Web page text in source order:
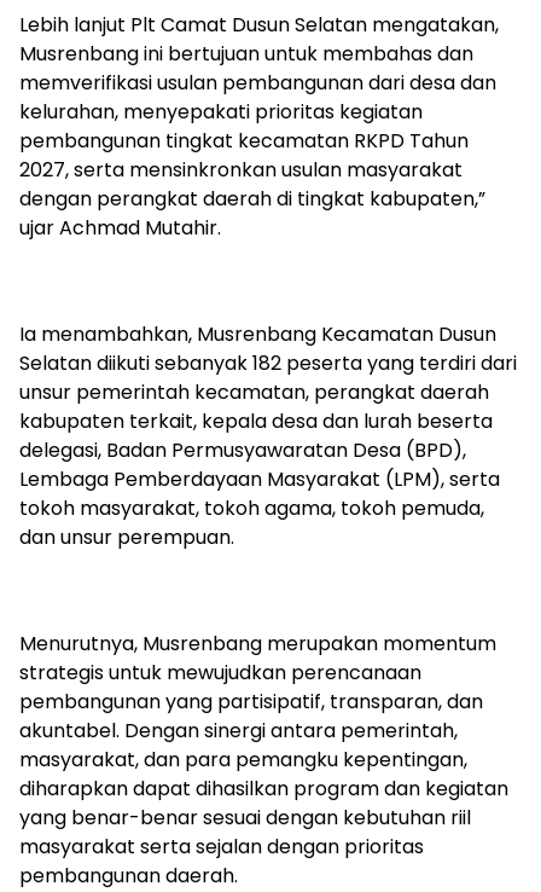
‎Lebih lanjut Plt Camat Dusun Selatan mengatakan,
Musrenbang ini bertujuan untuk membahas dan
memverifikasi usulan pembangunan dari desa dan
kelurahan, menyepakati prioritas kegiatan
pembangunan tingkat kecamatan RKPD Tahun
2027, serta mensinkronkan usulan masyarakat
dengan perangkat daerah di tingkat kabupaten,”
ujar Achmad Mutahir.
‎Ia menambahkan, Musrenbang Kecamatan Dusun
Selatan diikuti sebanyak 182 peserta yang terdiri dari
unsur pemerintah kecamatan, perangkat daerah
kabupaten terkait, kepala desa dan lurah beserta
delegasi, Badan Permusyawaratan Desa (BPD),
Lembaga Pemberdayaan Masyarakat (LPM), serta
tokoh masyarakat, tokoh agama, tokoh pemuda,
dan unsur perempuan.
‎Menurutnya, Musrenbang merupakan momentum
strategis untuk mewujudkan perencanaan
pembangunan yang partisipatif, transparan, dan
akuntabel. Dengan sinergi antara pemerintah,
masyarakat, dan para pemangku kepentingan,
diharapkan dapat dihasilkan program dan kegiatan
yang benar-benar sesuai dengan kebutuhan riil
masyarakat serta sejalan dengan prioritas
pembangunan daerah.